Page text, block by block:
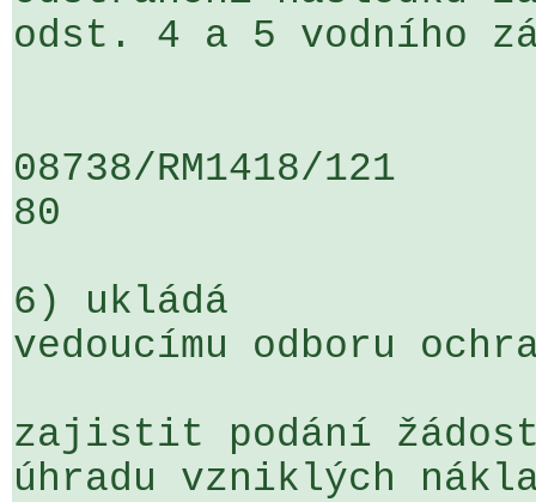
odst. 4 a 5 vodního
08738/RM1418/
80
6) ukládá
vedoucímu odboru
zajistit podání
úhradu vzniklých